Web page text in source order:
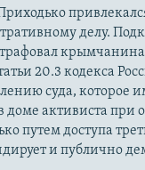
делу.
крымчанина
20.3 кодекса
суда, которое
доме активиста при
путем доступа
и публично